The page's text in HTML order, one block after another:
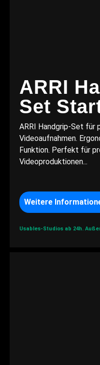
ARRI
Set
ARRI Handgrip-Set für
Videoaufnahmen.
Funktion. Perfekt für
Videoproduktionen...
Weitere
Usables-Studios ab 24h.